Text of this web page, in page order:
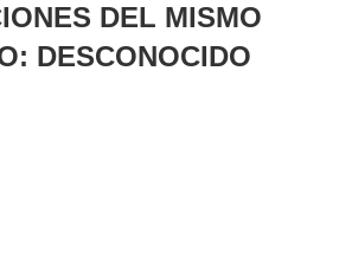
DEL MISMO
DESCONOCIDO